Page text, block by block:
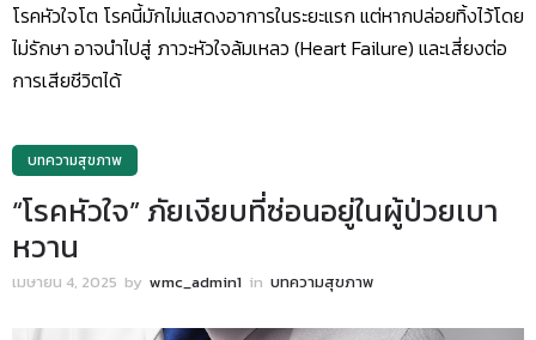
โรคหัวใจโต โรคนี้มักไม่แสดงอาการในระยะแรก แต่หากปล่อยทิ้งไว้โดย
ไม่รักษา อาจนำไปสู่ ภาวะหัวใจล้มเหลว (Heart Failure) และเสี่ยงต่อ
การเสียชีวิตได้
บทความสุขภาพ
“โรคหัวใจ” ภัยเงียบที่ซ่อนอยู่ในผู้ป่วยเบา
หวาน
เมษายน 4, 2025 by wmc_admin1 in บทความสุขภาพ